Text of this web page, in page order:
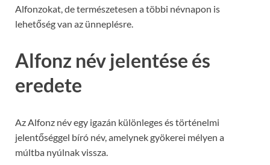
Alfonzokat, de természetesen a többi névnapon is
lehetőség van az ünneplésre.
Alfonz név jelentése és
eredete
Az Alfonz név egy igazán különleges és történelmi
jelentőséggel bíró név, amelynek gyökerei mélyen a
múltba nyúlnak vissza.